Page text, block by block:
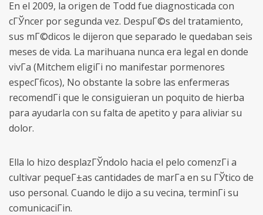
En el 2009, la origen de Todd fue diagnosticada con
cГЎncer por segunda vez. DespuГ©s del tratamiento,
sus mГ©dicos le dijeron que separado le quedaban seis
meses de vida. La marihuana nunca era legal en donde
vivГ­a (Mitchem eligiГі no manifestar pormenores
especГ­ficos), No obstante la sobre las enfermeras
recomendГі que le consiguieran un poquito de hierba
para ayudarla con su falta de apetito y para aliviar su
dolor.
Ella lo hizo desplazГЎndolo hacia el pelo comenzГі a
cultivar pequeГ±as cantidades de marГ­a en su ГЎtico de
uso personal. Cuando le dijo a su vecina, terminГі su
comunicaciГіn.